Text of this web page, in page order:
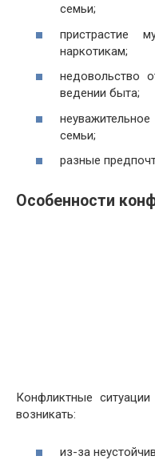
семьи;
наркотикам;
недовольство
ведении быта;
семьи;
разные
Особенности
Конфликтные
возникать:
из-за